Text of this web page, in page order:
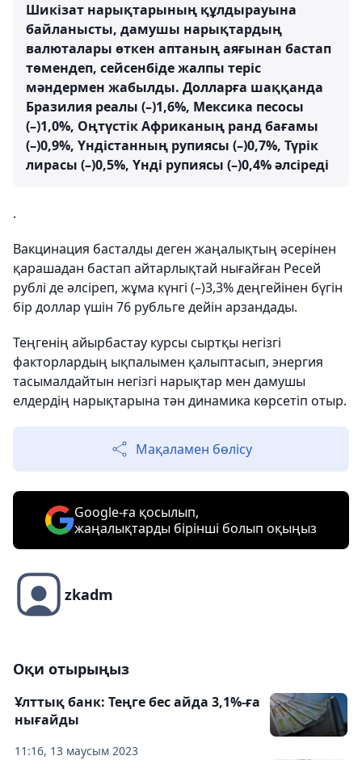
Шикізат нарықтарының құлдырауына
байланысты, дамушы нарықтардың
валюталары өткен аптаның аяғынан бастап
төмендеп, сейсенбіде жалпы теріс
мәндермен жабылды. Долларға шаққанда
Бразилия реалы (–)1,6%, Мексика песосы
(–)1,0%, Оңтүстік Африканың ранд бағамы
(–)0,9%, Үндістанның рупиясы (–)0,7%, Түрік
лирасы (–)0,5%, Үнді рупиясы (–)0,4% әлсіреді
.
Вакцинация басталды деген жаңалықтың әсерінен
қарашадан бастап айтарлықтай нығайған Ресей
рублі де әлсіреп, жұма күнгі (–)3,3% деңгейінен бүгін
бір доллар үшін 76 рубльге дейін арзандады.
Теңгенің айырбастау курсы сыртқы негізгі
факторлардың ықпалымен қалыптасып, энергия
тасымалдайтын негізгі нарықтар мен дамушы
елдердің нарықтарына тән динамика көрсетіп отыр.
Мақаламен бөлісу
Google-ға қосылып,
жаңалықтарды бірінші болып оқыңыз
zkadm
Оқи отырыңыз
11:16, 13 маусым 2023
Ұлттық банк: Теңге бес айда 3,1%-ға
нығайды